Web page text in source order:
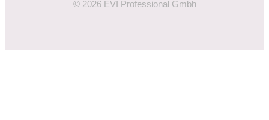
© 2026 EVI Professional Gmbh